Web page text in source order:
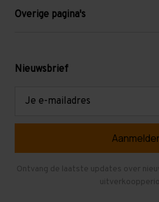
Blog
Levering en afhalen
Overige pagina's
Mezzanine
Verdiepingsvloeren
Gebruikte entresolvloeren
Nieuwsbrief
Ontvang de laatste updates over